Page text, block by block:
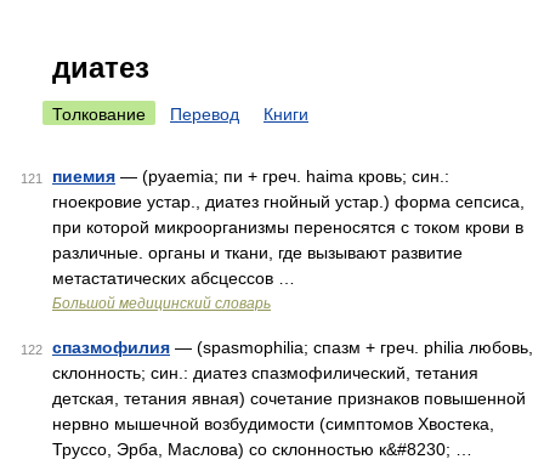
диатез
Толкование Перевод Книги
121 пиемия — (pyaemia; пи + греч. haima кровь; син.:
гноекровие устар., диатез гнойный устар.) форма сепсиса,
при которой микроорганизмы переносятся с током крови в
различные. органы и ткани, где вызывают развитие
метастатических абсцессов …
Большой медицинский словарь
122 спазмофилия — (spasmophilia; спазм + греч. philia любовь,
склонность; син.: диатез спазмофилический, тетания
детская, тетания явная) сочетание признаков повышенной
нервно мышечной возбудимости (симптомов Хвостека,
Труссо, Эрба, Маслова) со склонностью к&#8230; …